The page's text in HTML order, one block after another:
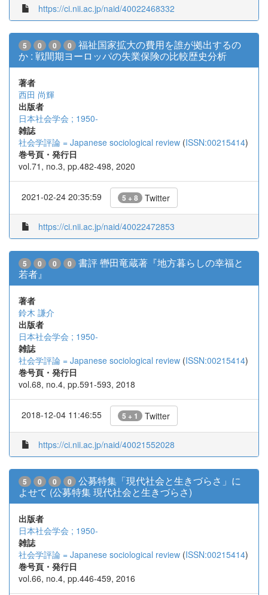
https://ci.nii.ac.jp/naid/40022468332
5 0 0 0
福祉国家拡大の費用を誰が拠出するの
か : 戦間期ヨーロッパの失業保険の比較歴史分析
著者
西田 尚輝
出版者
日本社会学会 ; 1950-
雑誌
社会学評論 = Japanese sociological review (ISSN:00215414)
巻号頁・発行日
vol.71, no.3, pp.482-498, 2020
2021-02-24 20:35:59 5 + 8 Twitter
https://ci.nii.ac.jp/naid/40022472853
5 0 0 0
書評 轡田竜蔵著『地方暮らしの幸福と
若者』
著者
鈴木 謙介
出版者
日本社会学会 ; 1950-
雑誌
社会学評論 = Japanese sociological review (ISSN:00215414)
巻号頁・発行日
vol.68, no.4, pp.591-593, 2018
2018-12-04 11:46:55 5 + 1 Twitter
https://ci.nii.ac.jp/naid/40021552028
5 0 0 0
公募特集「現代社会と生きづらさ」に
よせて (公募特集 現代社会と生きづらさ)
出版者
日本社会学会 ; 1950-
雑誌
社会学評論 = Japanese sociological review (ISSN:00215414)
巻号頁・発行日
vol.66, no.4, pp.446-459, 2016